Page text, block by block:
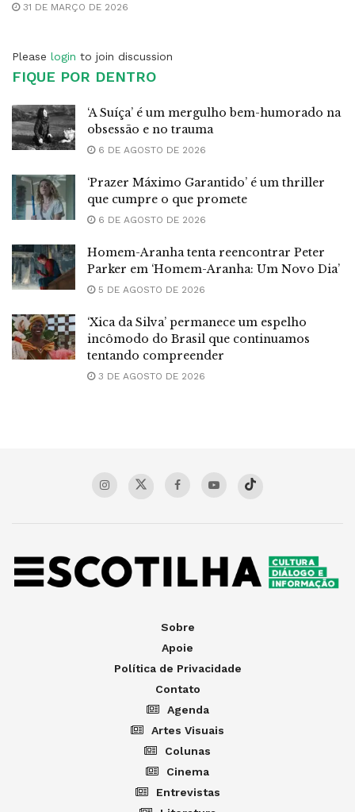
31 DE MARÇO DE 2026
Please login to join discussion
FIQUE POR DENTRO
‘A Suíça’ é um mergulho bem-humorado na
obsessão e no trauma
6 DE AGOSTO DE 2026
‘Prazer Máximo Garantido’ é um thriller
que cumpre o que promete
6 DE AGOSTO DE 2026
Homem-Aranha tenta reencontrar Peter
Parker em ‘Homem-Aranha: Um Novo Dia’
5 DE AGOSTO DE 2026
‘Xica da Silva’ permanece um espelho
incômodo do Brasil que continuamos
tentando compreender
3 DE AGOSTO DE 2026
Sobre
Apoie
Política de Privacidade
Contato
Agenda
Artes Visuais
Colunas
Cinema
Entrevistas